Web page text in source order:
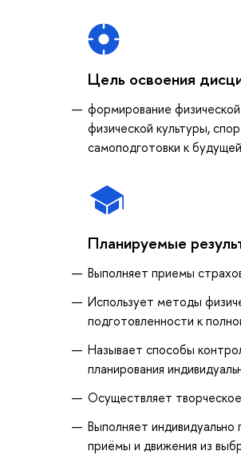
Цель освоения
формирование
физической культуры,
самоподготовки к
Планируемые
Выполняет приемы
Использует методы
подготовленности к
Называет способы
планирования
Осуществляет
Выполняет
приёмы и движения из